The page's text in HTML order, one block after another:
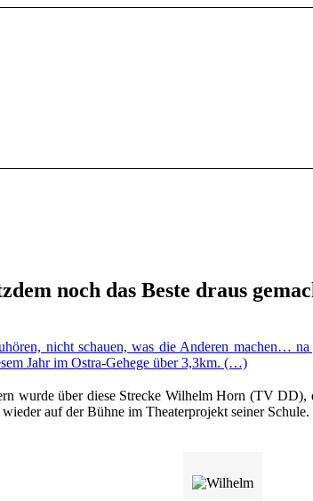
noch das Beste draus
nicht schauen, was die Anderen machen…
Jahr im Ostra-Gehege über 3,3km. (…)
wurde über diese Strecke Wilhelm Horn (TV DD),
auf der Bühne im Theaterprojekt seiner Schule.